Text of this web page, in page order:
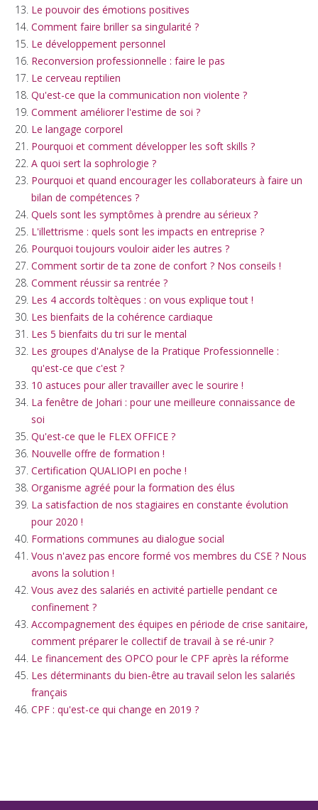
Le pouvoir des émotions positives
Comment faire briller sa singularité ?
Le développement personnel
Reconversion professionnelle : faire le pas
Le cerveau reptilien
Qu'est-ce que la communication non violente ?
Comment améliorer l'estime de soi ?
Le langage corporel
Pourquoi et comment développer les soft skills ?
A quoi sert la sophrologie ?
Pourquoi et quand encourager les collaborateurs à faire un
bilan de compétences ?
Quels sont les symptômes à prendre au sérieux ?
L'illettrisme : quels sont les impacts en entreprise ?
Pourquoi toujours vouloir aider les autres ?
Comment sortir de ta zone de confort ? Nos conseils !
Comment réussir sa rentrée ?
Les 4 accords toltèques : on vous explique tout !
Les bienfaits de la cohérence cardiaque
Les 5 bienfaits du tri sur le mental
Les groupes d'Analyse de la Pratique Professionnelle :
qu'est-ce que c'est ?
10 astuces pour aller travailler avec le sourire !
La fenêtre de Johari : pour une meilleure connaissance de
soi
Qu'est-ce que le FLEX OFFICE ?
Nouvelle offre de formation !
Certification QUALIOPI en poche !
Organisme agréé pour la formation des élus
La satisfaction de nos stagiaires en constante évolution
pour 2020 !
Formations communes au dialogue social
Vous n'avez pas encore formé vos membres du CSE ? Nous
avons la solution !
Vous avez des salariés en activité partielle pendant ce
confinement ?
Accompagnement des équipes en période de crise sanitaire,
comment préparer le collectif de travail à se ré-unir ?
Le financement des OPCO pour le CPF après la réforme
Les déterminants du bien-être au travail selon les salariés
français
CPF : qu'est-ce qui change en 2019 ?